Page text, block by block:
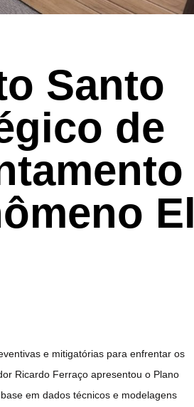
Santo
de
El
e mitigatórias para enfrentar os
Ricardo Ferraço apresentou o Plano
em dados técnicos e modelagens